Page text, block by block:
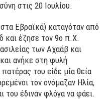
στις 20 Ιουλίου.
στα Εβραϊκά) καταγόταν από
και έζησε τον 9ο π.Χ.
των Αχαάβ και
ανήκε στη φυλή
του είδε μία θεία
τον ονόμαζαν Ηλία,
του έδιναν φλόγα να φάει.